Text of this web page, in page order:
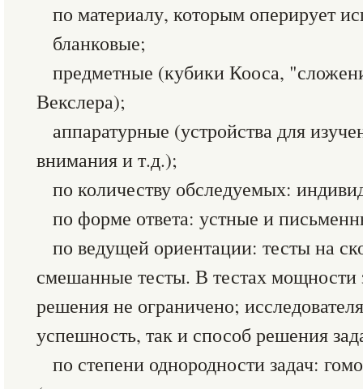
по материалу, которым оперирует
бланковые;
предметные (кубики Кооса,
Векслера);
аппаратурные (устройства для
внимания и т.д.);
по количеству обследуемых:
по форме ответа: устные и
по ведущей ориентации: тесты на
смешанные тесты. В тестах мощности
решения не ограничено;
успешность, так и способ решения
по степени однородности задач: